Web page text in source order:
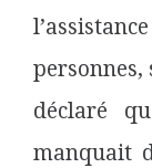
personnes,
déclaré
manquait